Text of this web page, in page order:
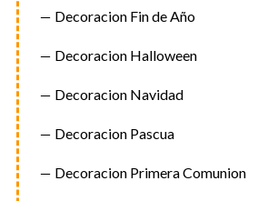
Decoracion Fin de Año
Decoracion Halloween
Decoracion Navidad
Decoracion Pascua
Decoracion Primera Comunion